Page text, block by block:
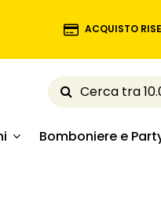
ACQUISTO
Bomboniere e